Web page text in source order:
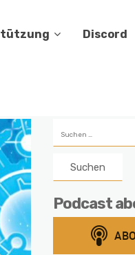
Discord
nach:
Podcast